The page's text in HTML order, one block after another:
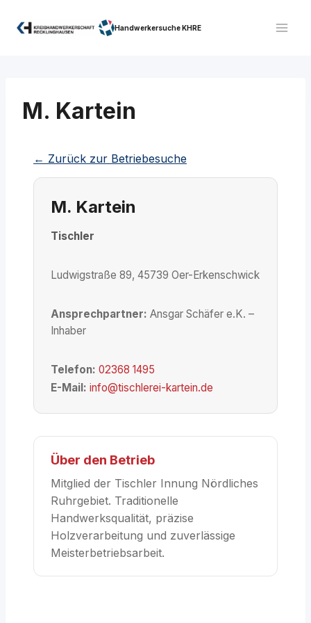
Inhalt
Handwerkersuche KHRE
M. Kartein
← Zurück zur Betriebesuche
M. Kartein
Tischler
Ludwigstraße 89, 45739 Oer-Erkenschwick
Ansprechpartner: Ansgar Schäfer e.K. –
Inhaber
Telefon: 02368 1495
E-Mail: info@tischlerei-kartein.de
Über den Betrieb
Mitglied der Tischler Innung Nördliches
Ruhrgebiet. Traditionelle
Handwerksqualität, präzise
Holzverarbeitung und zuverlässige
Meisterbetriebsarbeit.